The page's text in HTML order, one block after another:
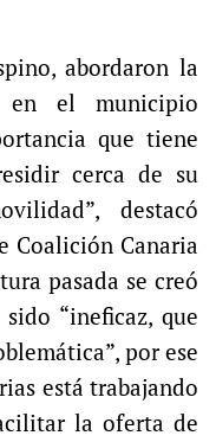
abordaron la
en el municipio
que tiene
cerca de su
destacó
Coalición Canaria
pasada se creó
“ineficaz, que
por ese
está trabajando
la oferta de